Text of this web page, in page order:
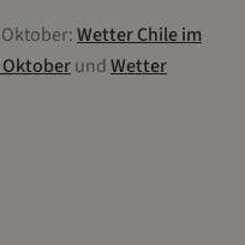
Oktober:WetterChileim
OktoberundWetter